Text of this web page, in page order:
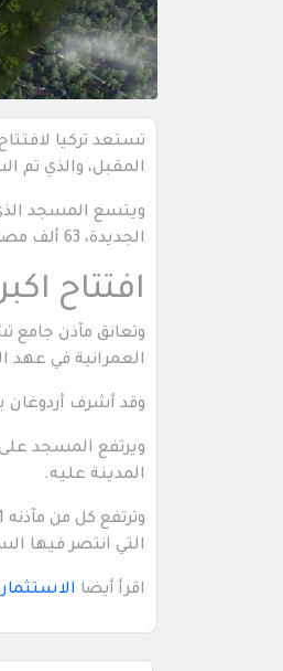
المقبل، والذي تم
ويتسع المسجد
الجديدة، 63 ألف مصلي.
افتتاح
وتعانق مآذن جامع
العمرانية في عهد
وقد أشرف أردوغان
ويرتفع المسجد
المدينة عليه.
التي انتصر فيها
اقرأ أيضا